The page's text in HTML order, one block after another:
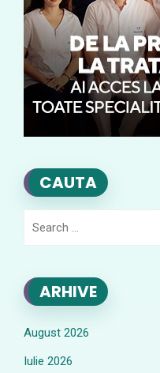
CAUTA
ARHIVE
August 2026
Iulie 2026